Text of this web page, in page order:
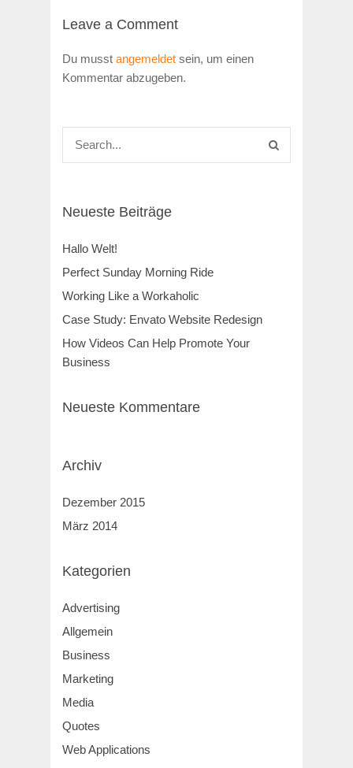
Leave a Comment
Du musst angemeldet sein, um einen
Kommentar abzugeben.
Neueste Beiträge
Hallo Welt!
Perfect Sunday Morning Ride
Working Like a Workaholic
Case Study: Envato Website Redesign
How Videos Can Help Promote Your
Business
Neueste Kommentare
Archiv
Dezember 2015
März 2014
Kategorien
Advertising
Allgemein
Business
Marketing
Media
Quotes
Web Applications